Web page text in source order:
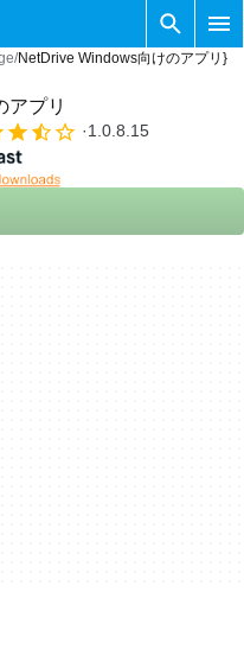
NetDrive Windows向けのアプリ}
アプリ
1.0.8.15